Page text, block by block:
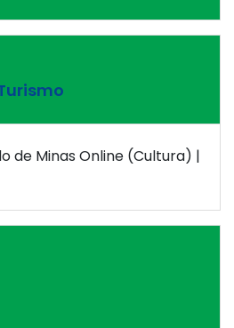
de Minas Online (Cultura) |